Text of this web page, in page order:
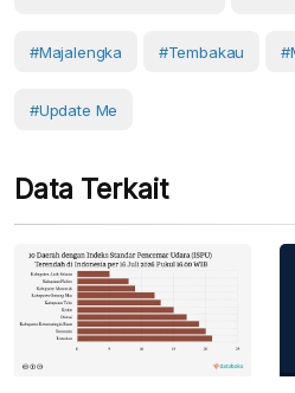
#majalengka #Tembakau
#Update Me
Data Terkait